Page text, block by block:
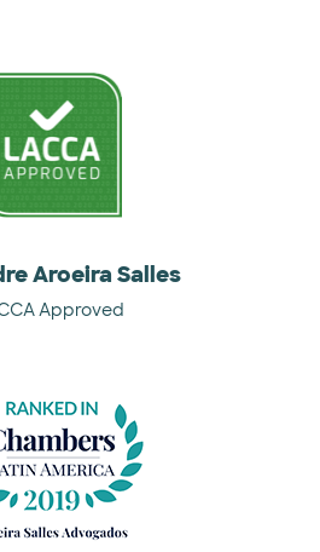
Aroeira Salles
Approved